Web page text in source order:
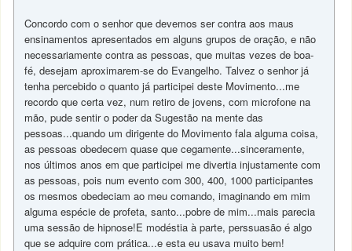
Concordo com o senhor que devemos ser contra aos maus
ensinamentos apresentados em alguns grupos de oração, e não
necessariamente contra as pessoas, que muitas vezes de boa-
fé, desejam aproximarem-se do Evangelho. Talvez o senhor já
tenha percebido o quanto já participei deste Movimento...me
recordo que certa vez, num retiro de jovens, com microfone na
mão, pude sentir o poder da Sugestão na mente das
pessoas...quando um dirigente do Movimento fala alguma coisa,
as pessoas obedecem quase que cegamente...sinceramente,
nos últimos anos em que participei me divertia injustamente com
as pessoas, pois num evento com 300, 400, 1000 participantes
os mesmos obedeciam ao meu comando, imaginando em mim
alguma espécie de profeta, santo...pobre de mim...mais parecia
uma sessão de hipnose!E modéstia à parte, perssuasão é algo
que se adquire com prática...e esta eu usava muito bem!